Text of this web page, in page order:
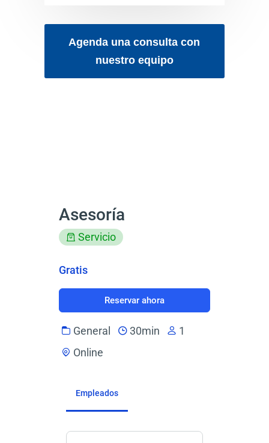
Agenda una consulta con
nuestro equipo
Asesoría
Servicio
Gratis
Reservar ahora
General 30min
1
Online
Empleados